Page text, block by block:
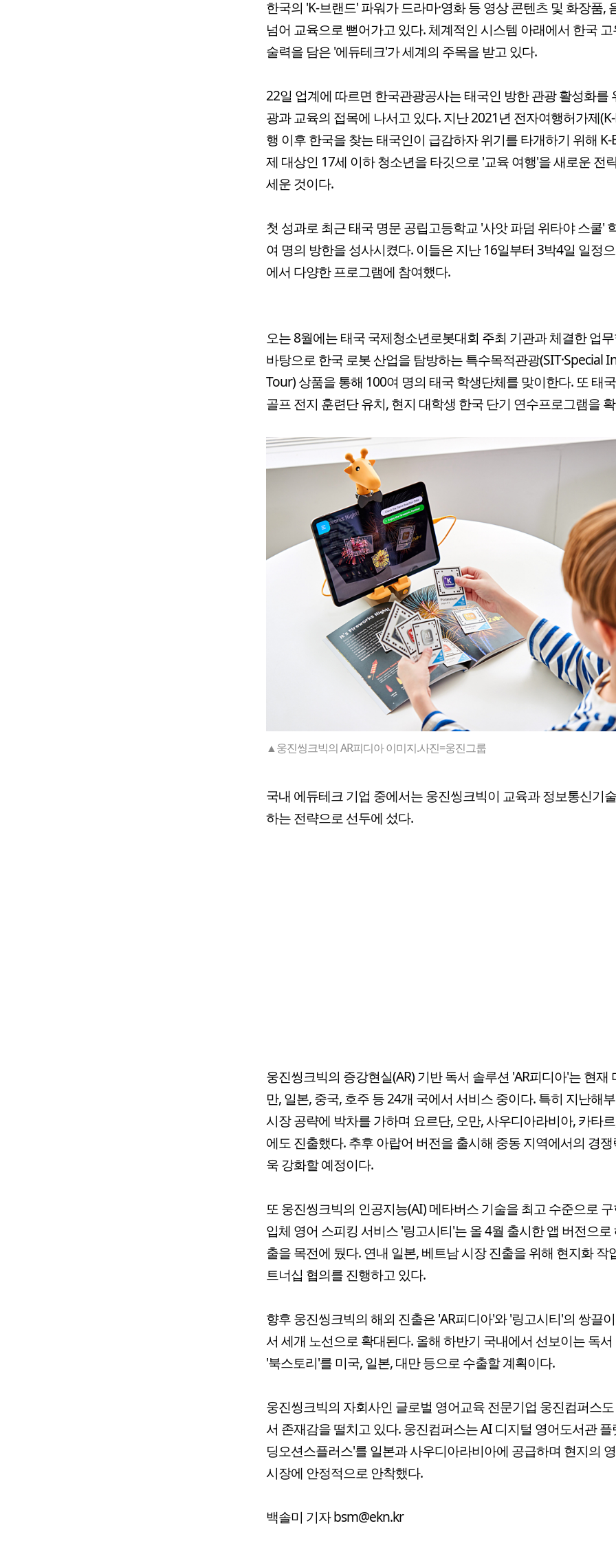
한국의 'K-브랜드' 파워가 드라마·영화 등 영상 콘텐츠 및 화장품,
넘어 교육으로 뻗어가고 있다. 체계적인 시스템 아래에서 한국
술력을 담은 '에듀테크'가 세계의 주목을 받고 있다.
22일 업계에 따르면 한국관광공사는 태국인 방한 관광 활성화를
광과 교육의 접목에 나서고 있다. 지난 2021년 전자여행허가제(K-
행 이후 한국을 찾는 태국인이 급감하자 위기를 타개하기 위해 K-
제 대상인 17세 이하 청소년을 타깃으로 '교육 여행'을 새로운 전
세운 것이다.
첫 성과로 최근 태국 명문 공립고등학교 '사앗 파덤 위타야 스쿨'
여 명의 방한을 성사시켰다. 이들은 지난 16일부터 3박4일 일정
에서 다양한 프로그램에 참여했다.
오는 8월에는 태국 국제청소년로봇대회 주최 기관과 체결한 업
바탕으로 한국 로봇 산업을 탐방하는 특수목적관광(SIT·Special
Tour) 상품을 통해 100여 명의 태국 학생단체를 맞이한다. 또 태
골프 전지 훈련단 유치, 현지 대학생 한국 단기 연수프로그램을
▲웅진씽크빅의 AR피디아 이미지.사진=웅진그룹
국내 에듀테크 기업 중에서는 웅진씽크빅이 교육과 정보통신기
하는 전략으로 선두에 섰다.
웅진씽크빅의 증강현실(AR) 기반 독서 솔루션 'AR피디아'는 현재
만, 일본, 중국, 호주 등 24개 국에서 서비스 중이다. 특히 지난해
시장 공략에 박차를 가하며 요르단, 오만, 사우디아라비아, 카타
에도 진출했다. 추후 아랍어 버전을 출시해 중동 지역에서의 경
욱 강화할 예정이다.
또 웅진씽크빅의 인공지능(AI) 메타버스 기술을 최고 수준으로
입체 영어 스피킹 서비스 '링고시티'는 올 4월 출시한 앱 버전으로
출을 목전에 뒀다. 연내 일본, 베트남 시장 진출을 위해 현지화 작
트너십 협의를 진행하고 있다.
향후 웅진씽크빅의 해외 진출은 'AR피디아'와 '링고시티'의 쌍끌
서 세개 노선으로 확대된다. 올해 하반기 국내에서 선보이는 독
'북스토리'를 미국, 일본, 대만 등으로 수출할 계획이다.
웅진씽크빅의 자회사인 글로벌 영어교육 전문기업 웅진컴퍼스
서 존재감을 떨치고 있다. 웅진컴퍼스는 AI 디지털 영어도서관 플
딩오션스플러스'를 일본과 사우디아라비아에 공급하며 현지의
시장에 안정적으로 안착했다.
백솔미 기자 bsm@ekn.kr